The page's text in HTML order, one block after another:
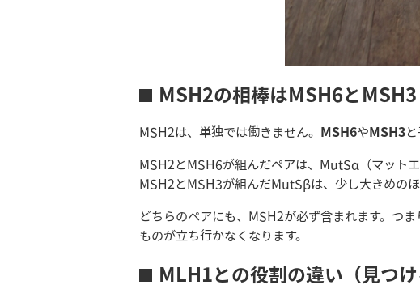
MSH2の相棒はMSH6と
MSH2は、単独では働きません。 MSH6や MSH3
MSH2とMSH6が組んだペアは、MutSα（マット
MSH2とMSH3が組んだMutSβは、少し大きめのほ
どちらのペアにも、MSH2が必ず含まれます。つ
ものが立ち行かなくなります。
MLH1との役割の違い（見つけ